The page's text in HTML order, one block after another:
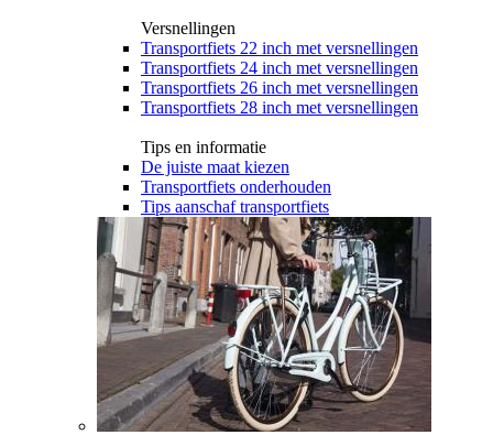
Versnellingen
Transportfiets 22 inch met versnellingen
Transportfiets 24 inch met versnellingen
Transportfiets 26 inch met versnellingen
Transportfiets 28 inch met versnellingen
Tips en informatie
De juiste maat kiezen
Transportfiets onderhouden
Tips aanschaf transportfiets